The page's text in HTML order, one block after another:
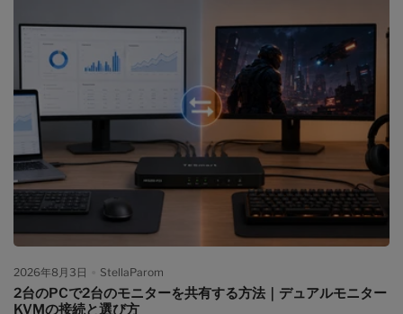
4つの構成方法を比較する 2台のノートPCと2台のデスクトップPC
の接続例 混合KVMドックが適する場面 Windows、macOS、MST
の互換性 EDIDが切り替え時に果たす役割 購入前互換性チェックリ
スト 構成別の最終判断 関連ガイド FAQ なぜ4台のPCと3台のモニ
ターの共有は複雑なのか 2台のPCと1台のモニターなら、1本の映
像経路と1組のキーボード・マウスを切り替えれば済む場合があり
ます。3台のモニターでは、各PCが3つの独立したデスクトップを
出力できるかを確認しなければなりません。 たとえば、ゲーミン
グPCはグラフィックカードからDisplayPortとHDMIを複数出力で
きても、会社用ノートPCにはUSB-Cポートが1つしかないことが
あります。そのUSB-Cポートがデータ通信と充電だけに対応し、
DisplayPort Alt Modeに対応していなければ、そこからネイティブ
映像は出力できません。 さらに、1台のPCを切り替えたときに、
次の要素が同じタイミングで動く必要があります。 3系統の映像信
号 キーボードとマウスの制御 Webカメラ、ストレージ、ヘッドセ
ットなどのUSB機器 音声出力とマイク入力 有線ネットワーク ノー
トPCへのUSB-C給電...
2026年8月3日 StellaParom
2台のPCで2台のモニターを共有する方法｜デュアルモニター
KVMの接続と選び方